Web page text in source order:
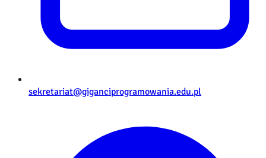
sekretariat@giganciprogramowania.edu.pl